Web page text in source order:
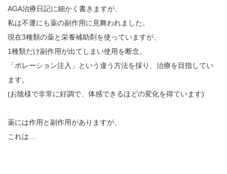
AGA治療日記に細かく書きますが、
私は不運にも薬の副作用に見舞われました。
現在3種類の薬と栄養補助剤を使っていますが、
1種類だけ副作用が出てしまい使用を断念。
「ポレーション注入」という違う方法を採り、治療を目指してい
ます。
(お陰様で非常に好調で、体感できるほどの変化を得ています)
薬には作用と副作用がありますが、
これは…